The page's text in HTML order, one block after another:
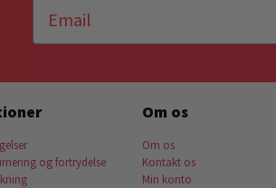
og fortrydelse
Om os
Om os
Kontakt os
Min konto